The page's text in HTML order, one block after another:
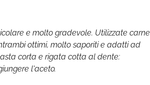
e molto gradevole. Utilizzate carne
ottimi, molto saporiti e adatti ad
corta e rigata cotta al dente:
l'aceto.